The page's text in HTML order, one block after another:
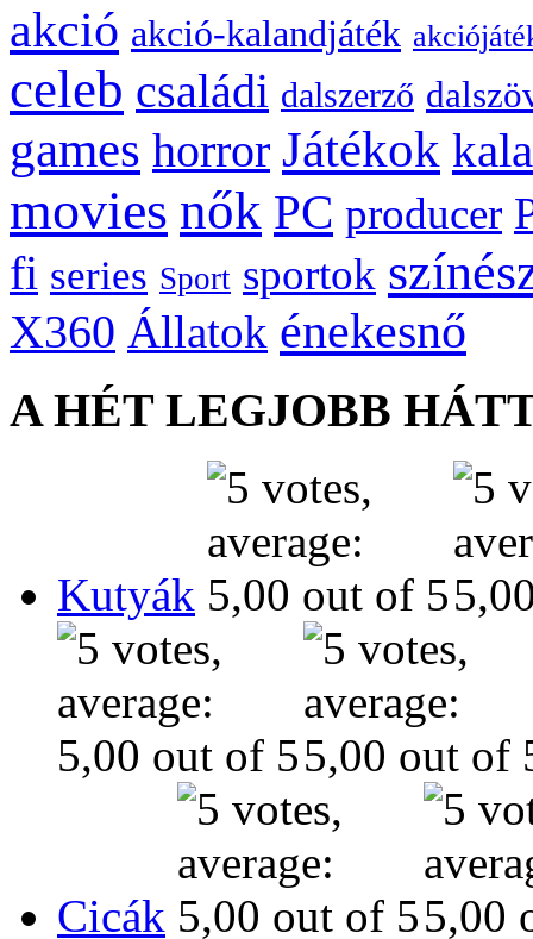
akció akció-kalandjáték
celeb családi dalszerző
games horror Játékok
movies nők PC producer
fi series Sport sportok
X360 Állatok énekesnő
A HÉT LEGJOBB
Kutyák
Cicák